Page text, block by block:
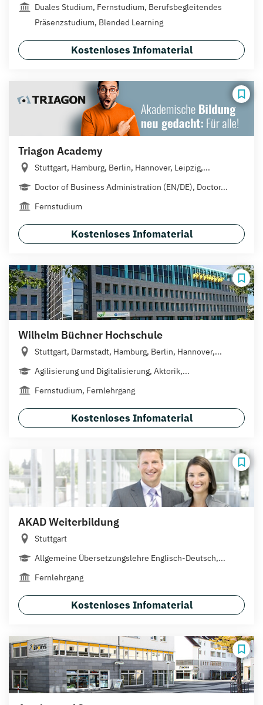
Duales Studium, Fernstudium, Berufsbegleitendes
Präsenzstudium, Blended Learning
Kostenloses Infomaterial
Triagon Academy
Stuttgart, Hamburg, Berlin, Hannover, Leipzig,...
Doctor of Business Administration (EN/DE), Doctor...
Fernstudium
Kostenloses Infomaterial
Wilhelm Büchner Hochschule
Stuttgart, Darmstadt, Hamburg, Berlin, Hannover,...
Agilisierung und Digitalisierung, Aktorik,...
Fernstudium, Fernlehrgang
Kostenloses Infomaterial
AKAD Weiterbildung
Stuttgart
Allgemeine Übersetzungslehre Englisch-Deutsch,...
Fernlehrgang
Kostenloses Infomaterial